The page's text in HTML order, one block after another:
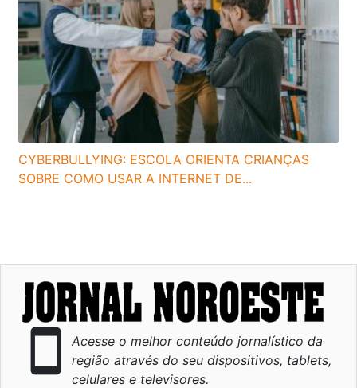
CYBERBULLYING: ESCOLA ORIENTA CRIANÇAS
SOBRE COMO USAR A INTERNET DE...
smartphone
Acesse o melhor conteúdo jornalístico da
região através do seu dispositivos, tablets,
celulares e televisores.